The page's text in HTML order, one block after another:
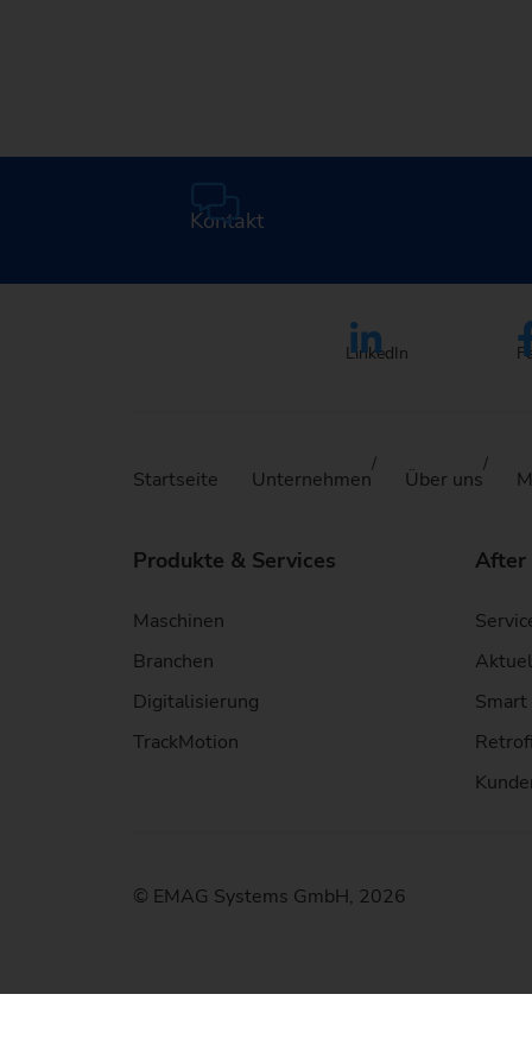
Kontakt
LinkedIn
Startseite Unternehmen Über uns
Produkte & Services
Maschinen
Branchen
Digitalisierung
TrackMotion
After
Smart
© EMAG Systems GmbH, 2026